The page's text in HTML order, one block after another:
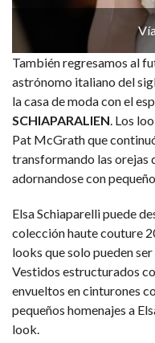
También regresamos al
astrónomo italiano del
la casa de moda con el
SCHIAPARALIEN . Los
Pat McGrath que
transformando las orejas
adornandose con
Elsa Schiaparelli puede
colección haute couture
looks que solo pueden
Vestidos estructurados
envueltos en cinturones
pequeños homenajes a
look.